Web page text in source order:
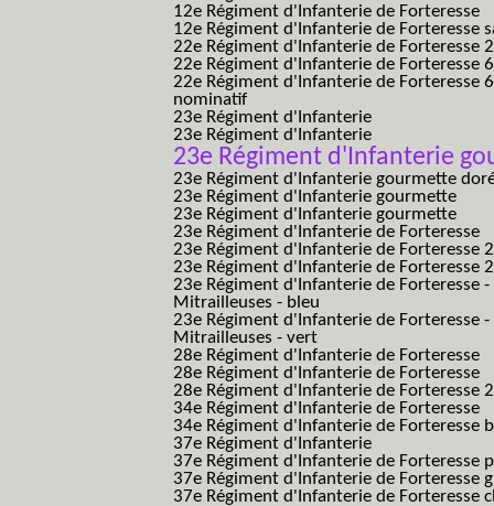
12e Régiment d'Infanterie de Forteresse
12e Régiment d'Infanterie de Forteresse
22e Régiment d'Infanterie de Forteresse
22e Régiment d'Infanterie de Forteresse
22e Régiment d'Infanterie de Forteresse
nominatif
23e Régiment d'Infanterie
23e Régiment d'Infanterie
23e Régiment d'Infanterie
23e Régiment d'Infanterie gourmette
23e Régiment d'Infanterie gourmette
23e Régiment d'Infanterie gourmette
23e Régiment d'Infanterie de Forteresse
23e Régiment d'Infanterie de Forteresse
23e Régiment d'Infanterie de Forteresse
23e Régiment d'Infanterie de Forteresse
Mitrailleuses - bleu
23e Régiment d'Infanterie de Forteresse
Mitrailleuses - vert
28e Régiment d'Infanterie de Forteresse
28e Régiment d'Infanterie de Forteresse
28e Régiment d'Infanterie de Forteresse
34e Régiment d'Infanterie de Forteresse
34e Régiment d'Infanterie de Forteresse
37e Régiment d'Infanterie
37e Régiment d'Infanterie de Forteresse
37e Régiment d'Infanterie de Forteresse
37e Régiment d'Infanterie de Forteresse